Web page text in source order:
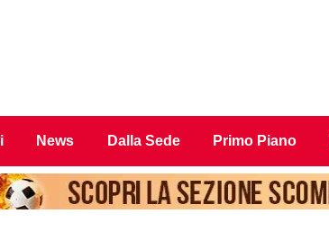
News Dalla Sede Primo Piano